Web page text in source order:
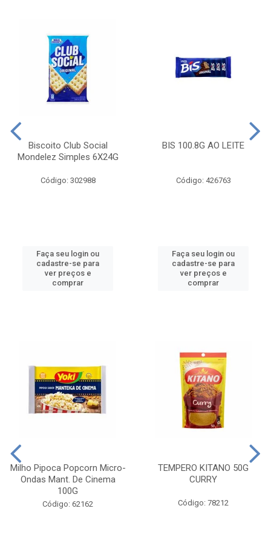
Biscoito Club Social
Mondelez Simples 6X24G
Código: 302988
Faça seu login ou
cadastre-se para
ver preços e
comprar
BIS 100.8G AO LEITE
Código: 426763
Faça seu login ou
cadastre-se para
ver preços e
comprar
Milho Pipoca Popcorn Micro-
Ondas Mant. De Cinema
100G
Código: 62162
TEMPERO KITANO 50G
CURRY
Código: 78212